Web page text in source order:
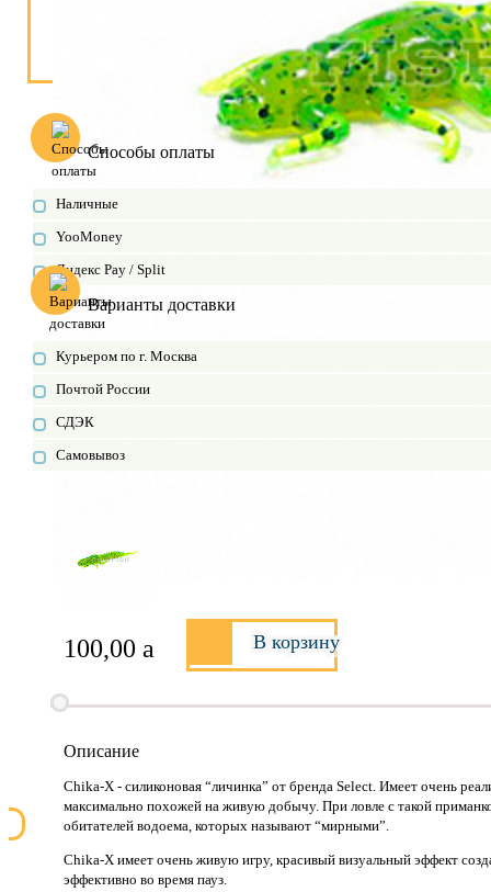
Способы оплаты
Наличные
YooMoney
Яндекс Pay / Split
Варианты доставки
Курьером по г. Москва
Почтой России
СДЭК
Самовывоз
100,00 a В корзину
Описание
Chika-X - силиконовая “личинка” от бренда Select. Имеет очень
максимально похожей на живую добычу. При ловле с такой
обитателей водоема, которых называют “мирными”.
Chika-X имеет очень живую игру, красивый визуальный эффект
эффективно во время пауз.